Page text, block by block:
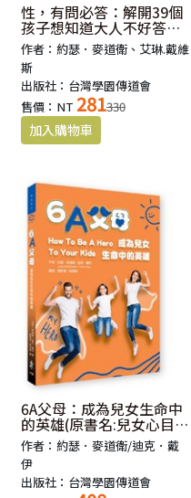
性，有問必答：解開39個
孩子想知道大人不好答的
性疑惑
作者：約瑟．麥道衛、艾琳.戴維
斯
出版社：台灣學園傳道會
售價：NT 281330
6A父母：成為兒女生命中
的英雄(原書名:兒女心目中
的英雄)
作者：約瑟．麥道衛/迪克．戴
伊
出版社：台灣學園傳道會